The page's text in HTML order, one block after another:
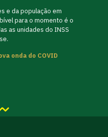
e da população em
para o momento é o
as unidades do INSS
onda do COVID